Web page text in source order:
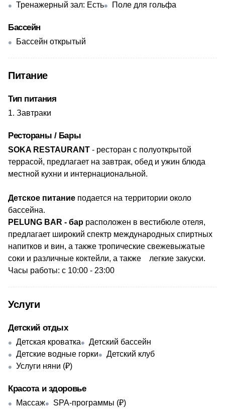
Тренажерный зал: Есть Поле для гольфа
Бассейн
Бассейн открытый
Питание
Тип питания
Завтраки
Рестораны / Бары
SOKA RESTAURANT - ресторан с полуоткрытой
террасой, предлагает на завтрак, обед и ужин блюда
местной кухни и интернациональной.
Детское питание подается на территории около
бассейна.
PELUNG BAR - бар расположен в вестибюле отеля,
предлагает широкий спектр международных спиртных
напитков и вин, а также тропические свежевыжатые
соки и различные коктейли, а также легкие закуски.
Часы работы: с 10:00 - 23:00
Услуги
Детский отдых
Детская кроватка
Детский бассейн
Детские водные горки
Детский клуб
Услуги няни (₽)
Красота и здоровье
Массаж SPA-программы (₽)